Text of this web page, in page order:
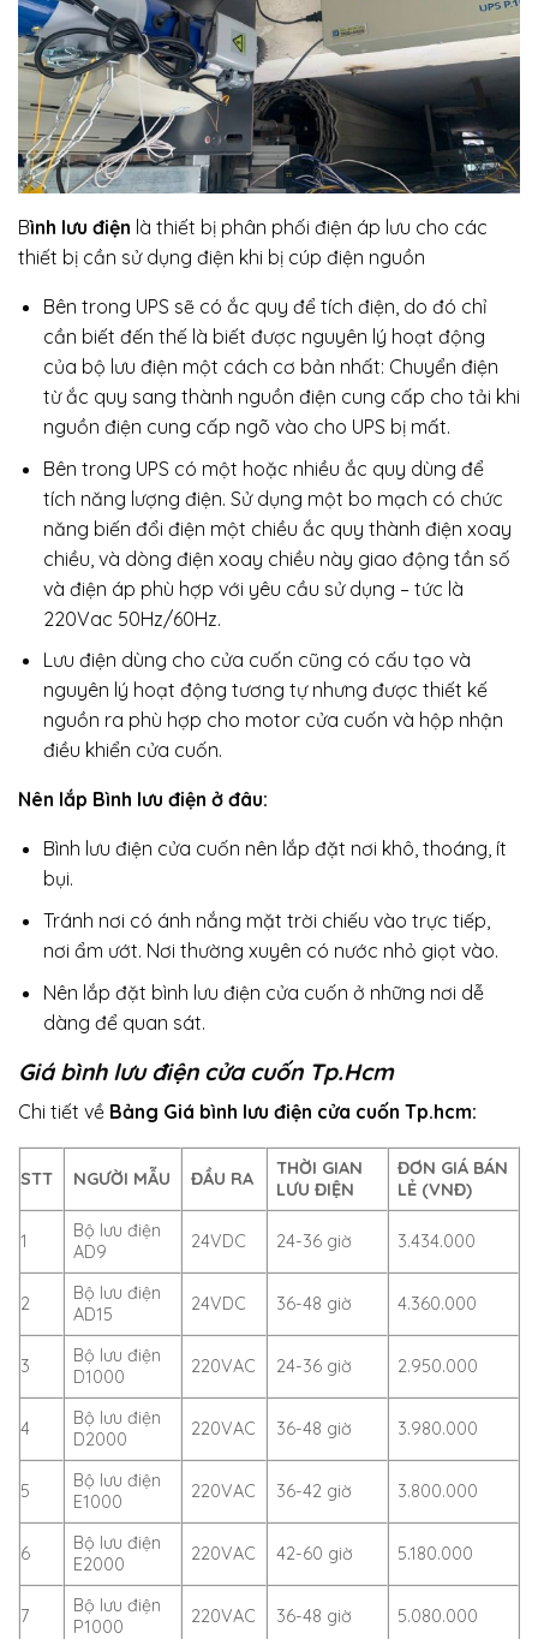
Bình lưu điện là thiết bị phân phối điện áp lưu cho các
thiết bị cần sử dụng điện khi bị cúp điện nguồn
Bên trong UPS sẽ có ắc quy để tích điện, do đó chỉ
cần biết đến thế là biết được nguyên lý hoạt động
của bộ lưu điện một cách cơ bản nhất: Chuyển điện
từ ắc quy sang thành nguồn điện cung cấp cho tải khi
nguồn điện cung cấp ngõ vào cho UPS bị mất.
Bên trong UPS có một hoặc nhiều ắc quy dùng để
tích năng lượng điện. Sử dụng một bo mạch có chức
năng biến đổi điện một chiều ắc quy thành điện xoay
chiều, và dòng điện xoay chiều này giao động tần số
và điện áp phù hợp với yêu cầu sử dụng – tức là
220Vac 50Hz/60Hz.
Lưu điện dùng cho cửa cuốn cũng có cấu tạo và
nguyên lý hoạt động tương tự nhưng được thiết kế
nguồn ra phù hợp cho motor cửa cuốn và hộp nhận
điều khiển cửa cuốn.
Nên lắp Bình lưu điện ở đâu:
Bình lưu điện cửa cuốn nên lắp đặt nơi khô, thoáng, ít
bụi.
Tránh nơi có ánh nắng mặt trời chiếu vào trực tiếp,
nơi ẩm ướt. Nơi thường xuyên có nước nhỏ giọt vào.
Nên lắp đặt bình lưu điện cửa cuốn ở những nơi dễ
dàng để quan sát.
Giá bình lưu điện cửa cuốn Tp.Hcm
Chi tiết về Bảng Giá bình lưu điện cửa cuốn Tp.hcm:
STT NGƯỜI MẪU ĐẦU RA
THỜI GIAN
LƯU ĐIỆN
ĐƠN GIÁ BÁN
LẺ (VNĐ)
1
Bộ lưu điện
AD9
24VDC 24-36 giờ 3.434.000
2
Bộ lưu điện
AD15
24VDC 36-48 giờ 4.360.000
3
Bộ lưu điện
D1000
220VAC 24-36 giờ 2.950.000
4
Bộ lưu điện
D2000
220VAC 36-48 giờ 3.980.000
5
Bộ lưu điện
E1000
220VAC 36-42 giờ 3.800.000
6
Bộ lưu điện
E2000
220VAC 42-60 giờ 5.180.000
7
Bộ lưu điện
P1000
220VAC 36-48 giờ 5.080.000